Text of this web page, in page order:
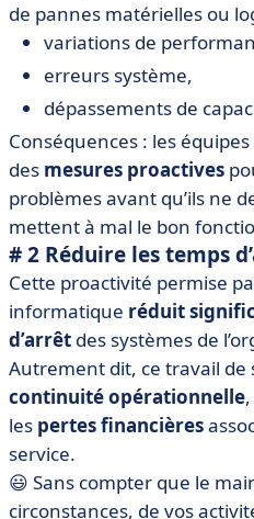
de pannes matérielles ou
variations de
erreurs système,
dépassements de
Conséquences : les
des mesures proactives
problèmes avant qu’ils ne
mettent à mal le bon
# 2 Réduire les temps
Cette proactivité permise
informatique réduit
d’arrêt des systèmes de
Autrement dit, ce travail
continuité opérationnelle
les pertes financières
service.
😃 Sans compter que le
circonstances, de vos